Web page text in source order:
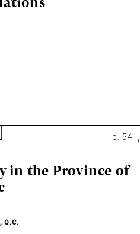
p. 54
in the Province of
Q.C.